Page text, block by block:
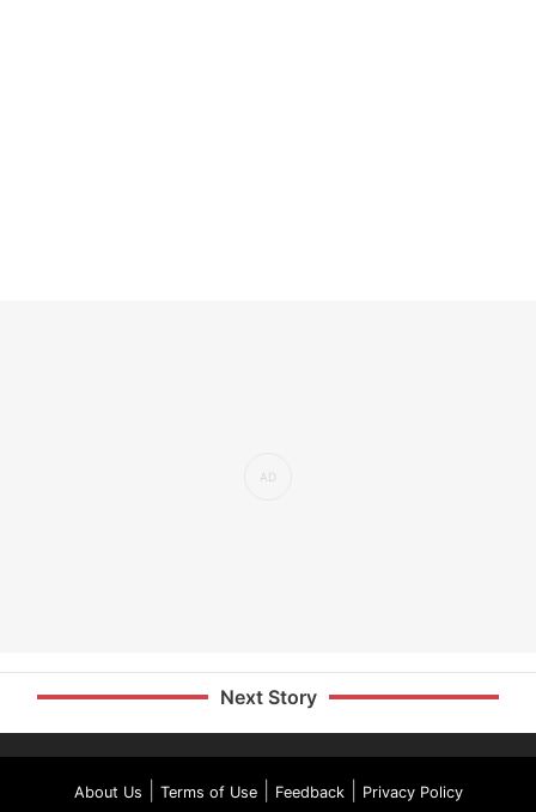
Next Story
About Us Terms of Use| Feedback| Privacy Policy